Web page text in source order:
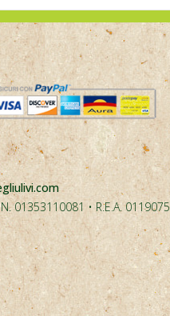
01353110081 • R.E.A. 0119075